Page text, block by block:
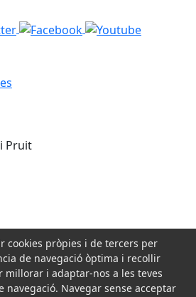
Pruit
cookies pròpies i de tercers per
de navegació òptima i recollir
millorar i adaptar-nos a les teves
navegació. Navegar sense acceptar